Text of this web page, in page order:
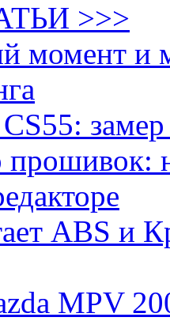
>>>
момент и
прошивок:
ABS и
MPV